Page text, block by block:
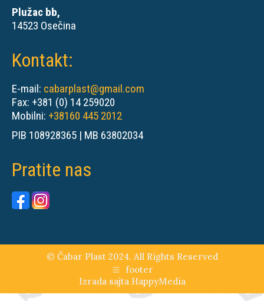
Plužac bb,
14523 Osečina
Kontakt:
E-mail: cabarplast@gmail.com
Fax: +381 (0) 14 259020
Mobilni: +38160 445 2012
PIB 108928365 | MB 63802034
Pratite nas
© Čabar Plast 2024. All Rights Reserved
footer
Izrada sajta HappyMedia